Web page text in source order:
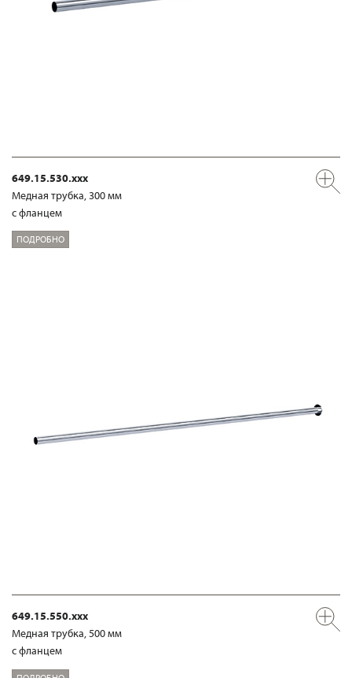
649.15.530.xxx
Медная трубка, 300 мм
с фланцем
ПОДРОБНО
649.15.550.xxx
Медная трубка, 500 мм
с фланцем